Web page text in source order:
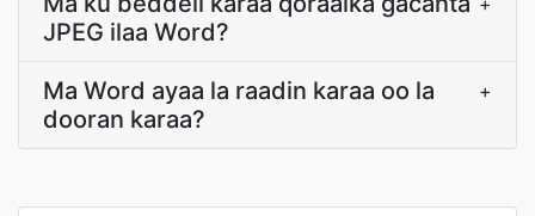
JPEG ilaa Word?
Ma Word ayaa la raadin karaa oo la
dooran karaa?
+